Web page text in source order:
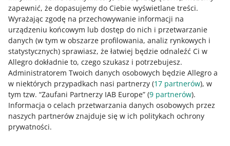
zapewnić, że dopasujemy do Ciebie wyświetlane treści.
Wyrażając zgodę na przechowywanie informacji na
urządzeniu końcowym lub dostęp do nich i przetwarzanie
danych (w tym w obszarze profilowania, analiz rynkowych i
statystycznych) sprawiasz, że łatwiej będzie odnaleźć Ci w
Allegro dokładnie to, czego szukasz i potrzebujesz.
Administratorem Twoich danych osobowych będzie Allegro a
w niektórych przypadkach nasi partnerzy (17 partnerów), w
tym tzw. “Zaufani Partnerzy IAB Europe” (9 partnerów).
Informacja o celach przetwarzania danych osobowych przez
naszych partnerów znajduje się w ich politykach ochrony
prywatności.
reklamy może wykupić więcej sprzedających. Wystarczy,
że mają uprawnienia specjalne.
Jak oceniasz te zmiany/nowości?
0 - Porażka
10 - Rewelacja
0 1 2 3 4 5 6